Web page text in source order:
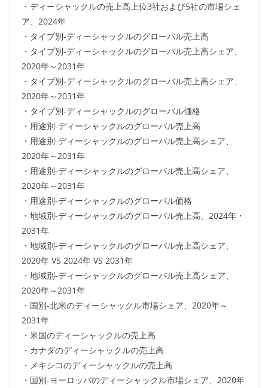
・ディーシャックルの売上高上位3社および5社の市場シェ
ア、2024年
・タイプ別-ディーシャックルのグローバル売上高
・タイプ別-ディーシャックルのグローバル売上高シェア、
2020年～2031年
・タイプ別-ディーシャックルのグローバル売上高シェア、
2020年～2031年
・タイプ別-ディーシャックルのグローバル価格
・用途別-ディーシャックルのグローバル売上高
・用途別-ディーシャックルのグローバル売上高シェア、
2020年～2031年
・用途別-ディーシャックルのグローバル売上高シェア、
2020年～2031年
・用途別-ディーシャックルのグローバル価格
・地域別-ディーシャックルのグローバル売上高、2024年・
2031年
・地域別-ディーシャックルのグローバル売上高シェア、
2020年 VS 2024年 VS 2031年
・地域別-ディーシャックルのグローバル売上高シェア、
2020年～2031年
・国別-北米のディーシャックル市場シェア、2020年～
2031年
・米国のディーシャックルの売上高
・カナダのディーシャックルの売上高
・メキシコのディーシャックルの売上高
・国別-ヨーロッパのディーシャックル市場シェア、2020年